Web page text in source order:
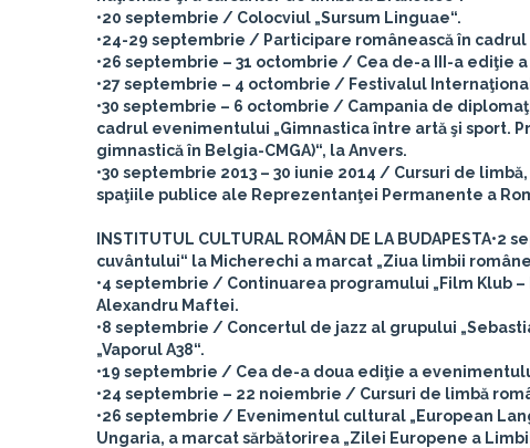
•20 septembrie / Colocviul „Sursum Linguae“.
•24-29 septembrie / Participare românească în
•26 septembrie – 31 octombrie / Cea de-a III-a ediţie
•27 septembrie – 4 octombrie / Festivalul
•30 septembrie – 6 octombrie / Campania de
cadrul evenimentului „Gimnastica între artă şi sport.
gimnastică în Belgia-CMGA)“, la Anvers.
•30 septembrie 2013 – 30 iunie 2014 / Cursuri de
spaţiile publice ale Reprezentanţei Permanente a
INSTITUTUL CULTURAL ROMÂN DE LA BUDAPESTA•2
cuvântului“ la Micherechi a marcat „Ziua limbii
•4 septembrie / Continuarea programului „Film Klub
Alexandru Maftei.
•8 septembrie / Concertul de jazz al grupului
„Vaporul A38“.
•19 septembrie / Cea de-a doua ediţie a
•24 septembrie – 22 noiembrie / Cursuri de limbă
•26 septembrie / Evenimentul cultural „European
Ungaria, a marcat sărbătorirea „Zilei Europene a